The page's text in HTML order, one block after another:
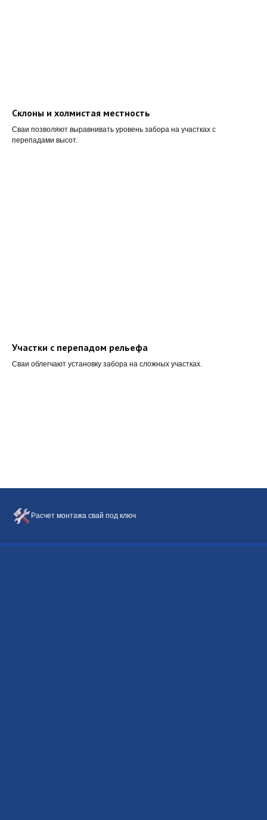
Склоны и холмистая местность
Сваи позволяют выравнивать уровень забора на участках с
перепадами высот.
Участки с перепадом рельефа
Сваи облегчают установку забора на сложных участках.
Другие наши заборы
Забор из металлического штакетника
Забор с ленточным фундаментом
Расчет монтажа свай под ключ